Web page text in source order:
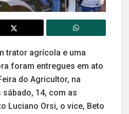
trator agrícola e uma
foram entregues em ato
do Agricultor, na
14, com as
Luciano Orsi, o vice, Beto